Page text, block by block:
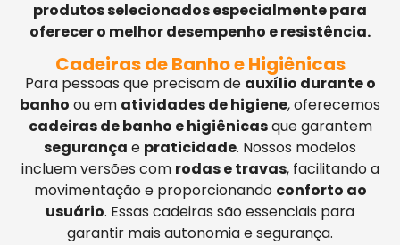
produtos selecionados especialmente para
oferecer o melhor desempenho e resistência.
Cadeiras de Banho e Higiênicas
Para pessoas que precisam de auxílio durante o
banho ou em atividades de higiene, oferecemos
cadeiras de banho e higiênicasque garantem
segurança e praticidade. Nossos modelos
incluem versões com rodas e travas, facilitando a
movimentação e proporcionando conforto ao
usuário. Essas cadeiras são essenciais para
garantir mais autonomia e segurança.